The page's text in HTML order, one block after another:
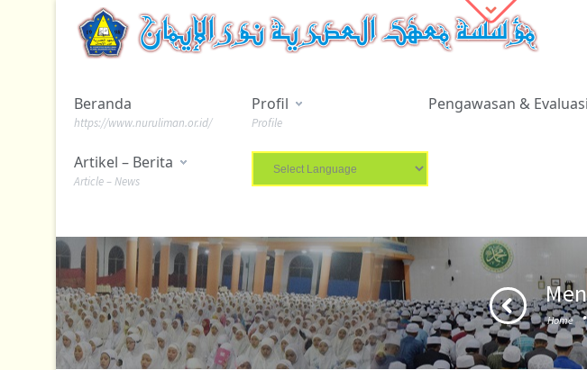
Beranda
https://www.nuruliman.or.id/
Profil
Profile
Pengawasan & Evaluasi
Artikel – Berita
Article – News
Home ·